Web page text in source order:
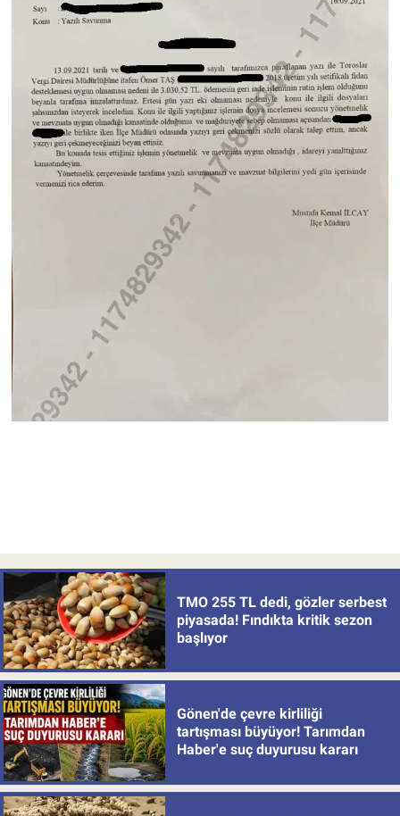
TMO 255 TL dedi, gözler serbest
piyasada! Fındıkta kritik sezon
başlıyor
Gönen'de çevre kirliliği
tartışması büyüyor! Tarımdan
Haber'e suç duyurusu kararı